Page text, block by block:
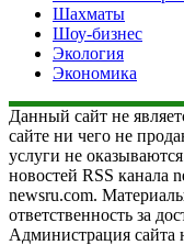
Шахматы
Шоу-бизнес
Экология
Экономика
Данный сайт не
сайте ни чего не
услуги не
новостей RSS канала
newsru.com.
ответственность за
Администрация сайта